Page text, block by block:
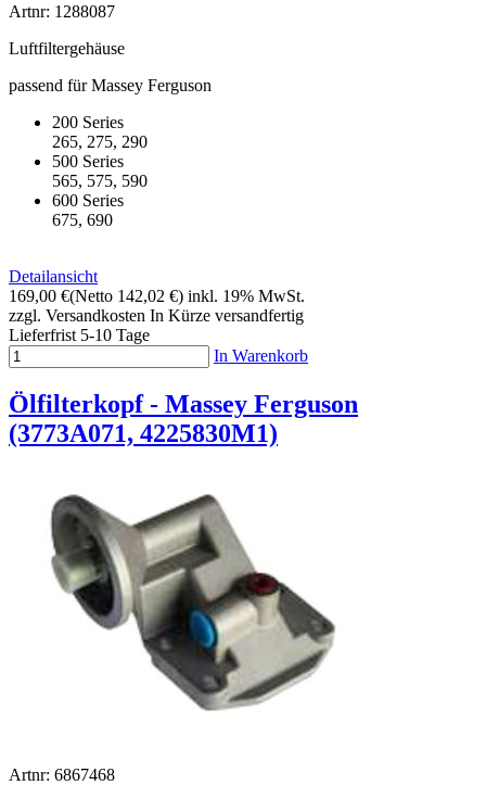
Artnr: 1288087
Luftfiltergehäuse
passend für Massey Ferguson
200 Series
265, 275, 290
500 Series
565, 575, 590
600 Series
675, 690
Detailansicht
169,00 €(Netto 142,02 €) inkl. 19% MwSt.
zzgl. Versandkosten In Kürze versandfertig
Lieferfrist 5-10 Tage
In Warenkorb
Ölfilterkopf - Massey Ferguson
(3773A071, 4225830M1)
Artnr: 6867468